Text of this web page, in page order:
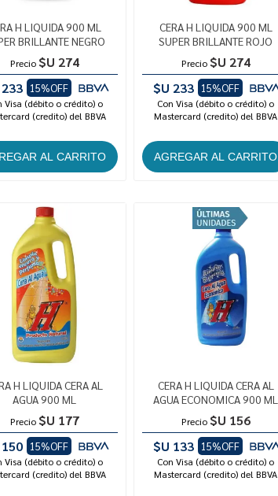
H LIQUIDA 900 ML
BRILLANTE NEGRO
Precio $U 274
15%OFF
Visa (débito o crédito) o
(credito) del BBVA
CERA H LIQUIDA 900 ML
SUPER BRILLANTE ROJO
Precio $U 274
$U 233
15%OFF
Con Visa (débito o crédito) o
Mastercard (credito) del BBVA
H LIQUIDA CERA AL
AGUA 900 ML
Precio $U 177
15%OFF
Visa (débito o crédito) o
(credito) del BBVA
CERA H LIQUIDA CERA AL
AGUA ECONOMICA 900 ML
Precio $U 156
$U 133
15%OFF
Con Visa (débito o crédito) o
Mastercard (credito) del BBVA